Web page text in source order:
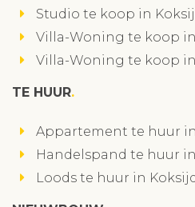
Studio te koop in
Villa-Woning te koop
Villa-Woning te koop
TE HUUR
Appartement te huur
Handelspand te huur
Loods te huur in